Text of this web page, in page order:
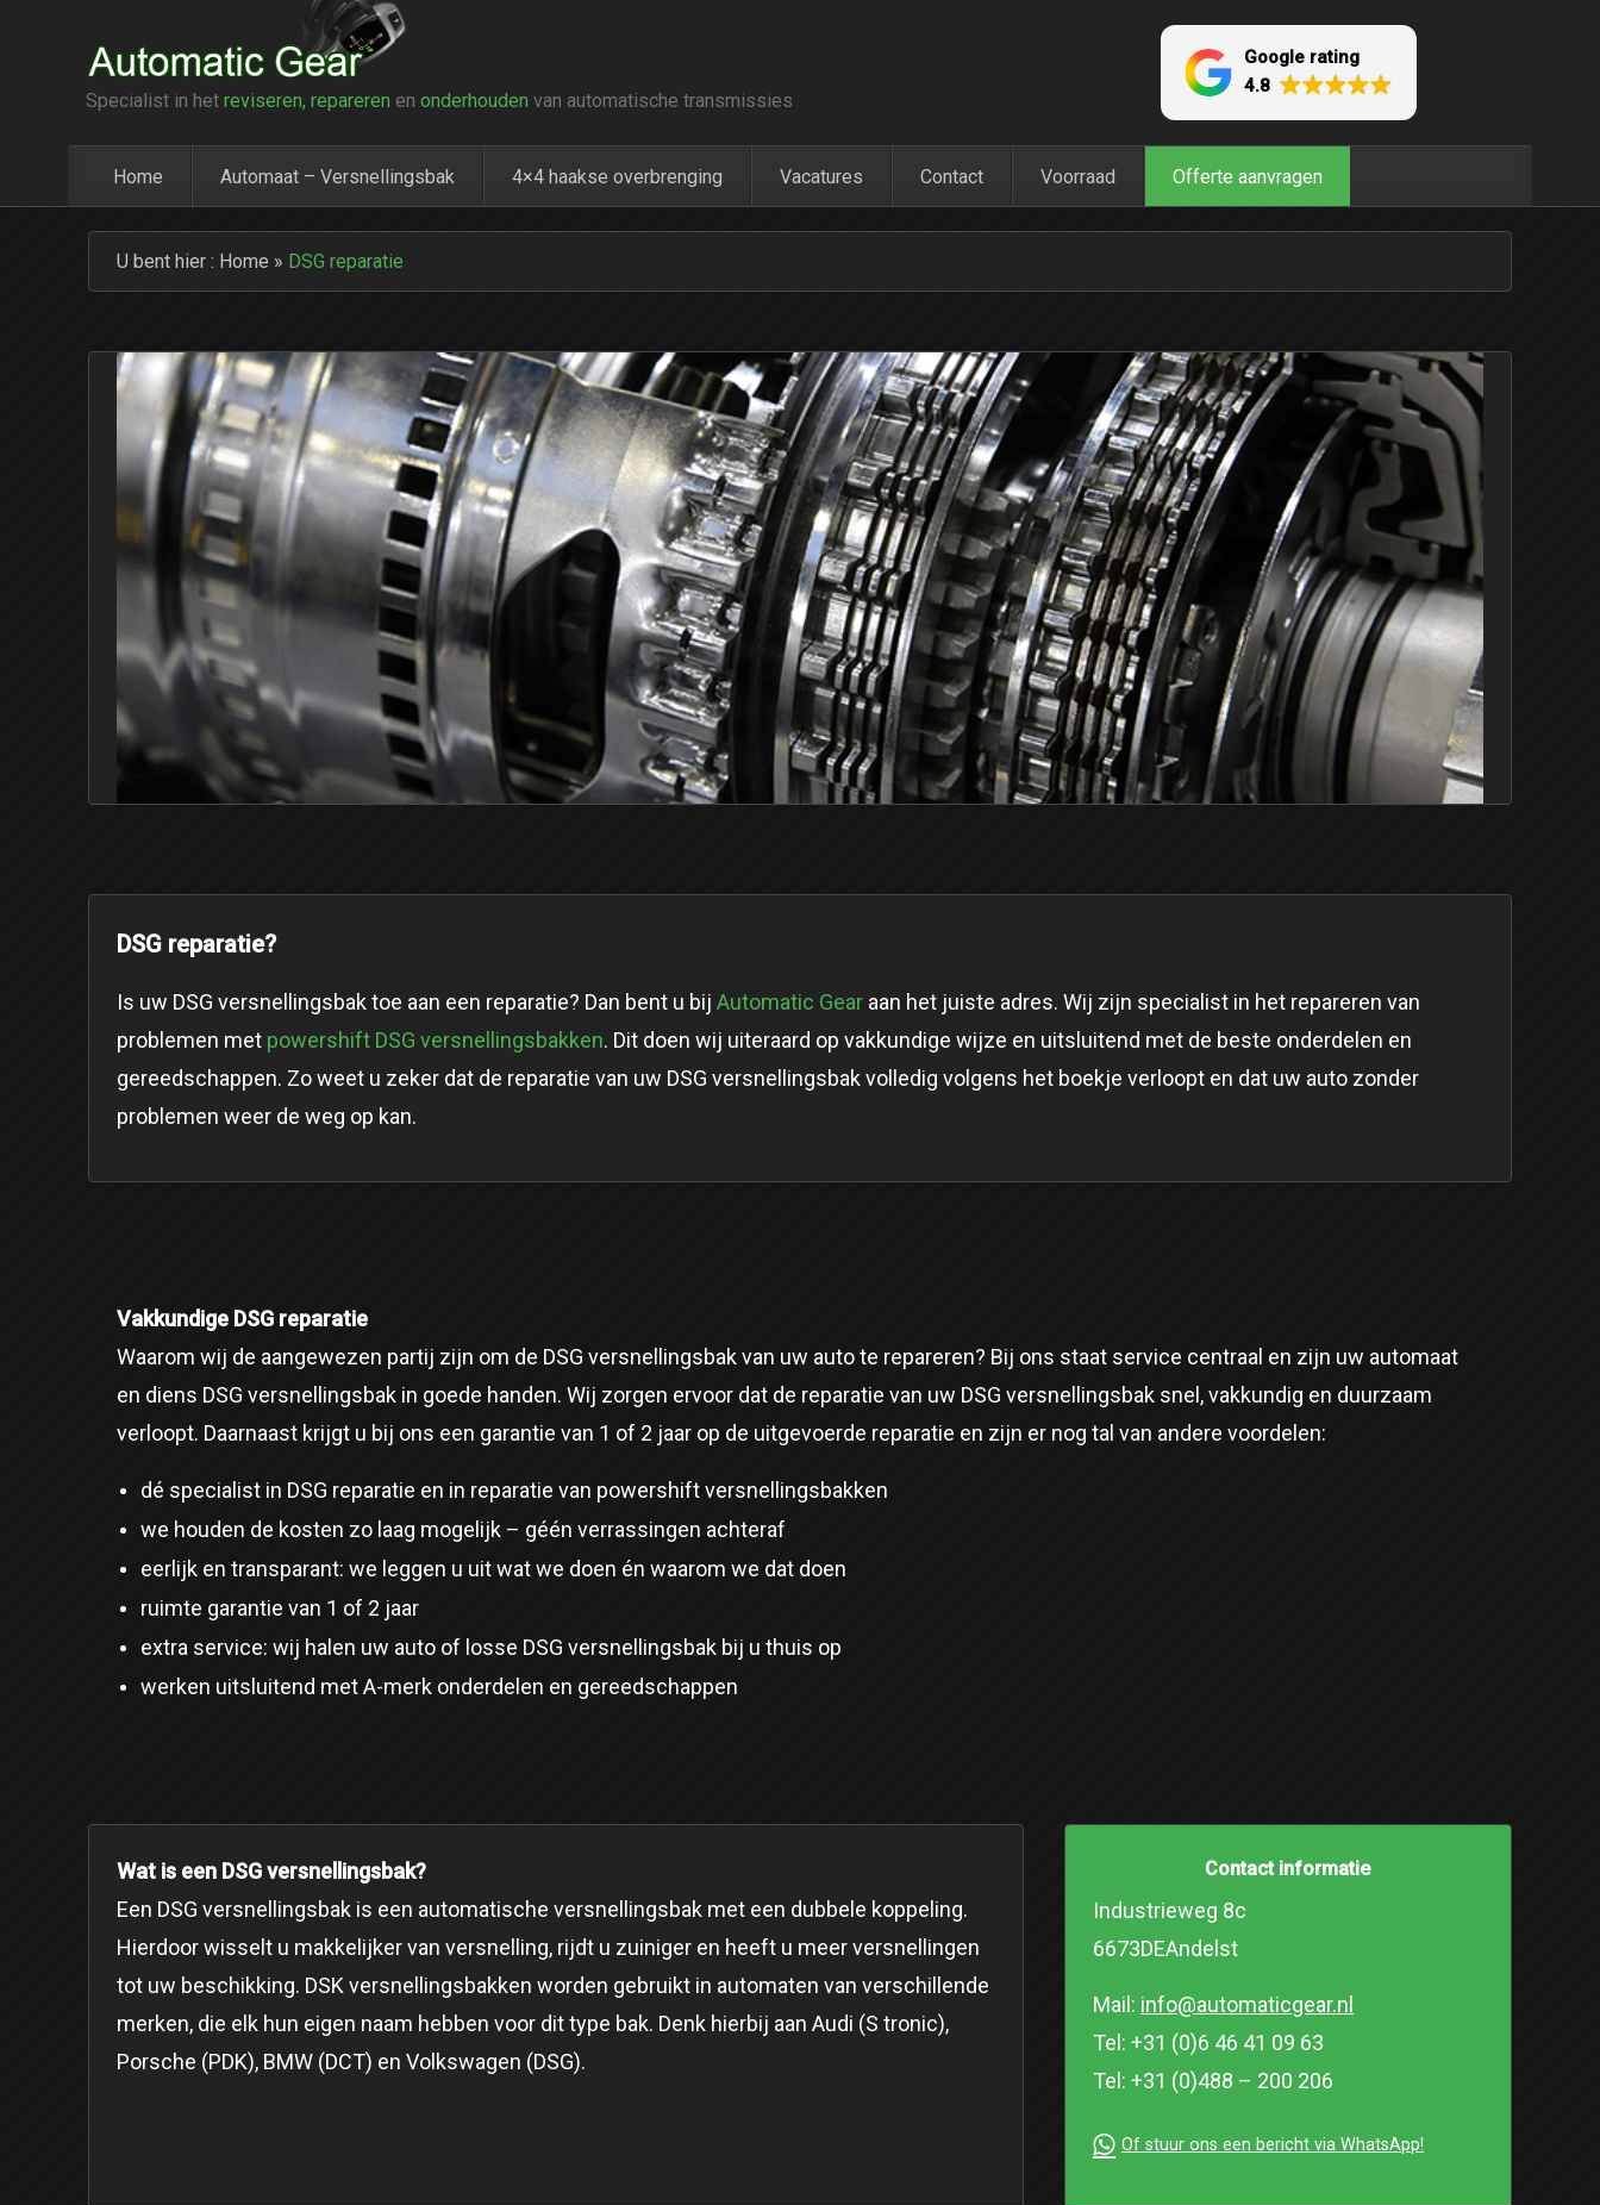
Specialist in het reviseren, repareren en onderhouden van automatische transmissies
Google rating
4.8
Home Automaat – Versnellingsbak 4×4 haakse overbrenging Vacatures Contact Voorraad Offerte aanvragen
U bent hier : Home » DSG reparatie
DSG reparatie?
Is uw DSG versnellingsbak toe aan een reparatie? Dan bent u bijAutomatic Gear aan het juiste adres. Wij zijn specialist in het repareren van
problemen met powershift DSG versnellingsbakken. Dit doen wij uiteraard op vakkundige wijze en uitsluitend met de beste onderdelen en
gereedschappen. Zo weet u zeker dat de reparatie van uw DSG versnellingsbak volledig volgens het boekje verloopt en dat uw auto zonder
problemen weer de weg op kan.
Vakkundige DSG reparatie
Waarom wij de aangewezen partij zijn om de DSG versnellingsbak van uw auto te repareren? Bij ons staat service centraal en zijn uw automaat
en diens DSG versnellingsbak in goede handen. Wij zorgen ervoor dat de reparatie van uw DSG versnellingsbak snel, vakkundig en duurzaam
verloopt. Daarnaast krijgt u bij ons een garantie van 1 of 2 jaar op de uitgevoerde reparatie en zijn er nog tal van andere voordelen:
dé specialist in DSG reparatie en in reparatie van powershift versnellingsbakken
we houden de kosten zo laag mogelijk – géén verrassingen achteraf
eerlijk en transparant: we leggen u uit wat we doen én waarom we dat doen
ruimte garantie van 1 of 2 jaar
extra service: wij halen uw auto of losse DSG versnellingsbak bij u thuis op
werken uitsluitend met A-merk onderdelen en gereedschappen
Wat is een DSG versnellingsbak?
Een DSG versnellingsbak is een automatische versnellingsbak met een dubbele koppeling.
Hierdoor wisselt u makkelijker van versnelling, rijdt u zuiniger en heeft u meer versnellingen
tot uw beschikking. DSK versnellingsbakken worden gebruikt in automaten van verschillende
merken, die elk hun eigen naam hebben voor dit type bak. Denk hierbij aan Audi (S tronic),
Porsche (PDK), BMW (DCT) en Volkswagen (DSG).
Contact informatie
Industrieweg 8c
6673DEAndelst
Mail: info@automaticgear.nl
Tel: +31 (0)6 46 41 09 63
Tel: +31 (0)488 – 200 206
Of stuur ons een bericht via WhatsApp!